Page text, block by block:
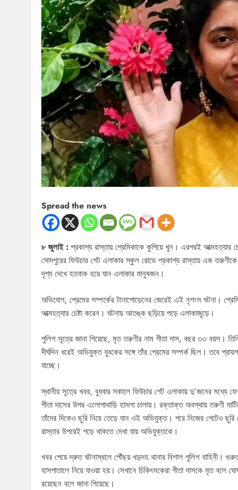
Spread the news
৮ জুলাই : প্রকাশ্য রাস্তায় প্রেমিকাকে কুপিয়ে খুন। এরপরই আত্মহত্যার
সোদপুরের ফিউচার গেট এলাকার স্কুল রোডে প্রকাশ্য রাস্তায় এক তরুণীকে
দৃশ্য দেখে হতবাক হয়ে যান এলাকার মানুষজন।
অভিযোগ, প্রেমের সম্পর্কের টানাপোড়েনের জেরেই এই নৃশংস ঘটনা।
আত্মহত্যার চেষ্টা করেন। ঘটনায় আতঙ্ক ছড়িয়ে পড়ে এলাকাজুড়ে।
পুলিশ সূত্রে জানা গিয়েছে, মৃত তরুণীর নাম গীতা দাস, বছর ৩৩ বয়স। তিনি
দীর্ঘদিন ধরেই অভিযুক্ত যুবকের সঙ্গে তাঁর প্রেমের সম্পর্ক ছিল। তবে
যাচ্ছে।
স্থানীয় সূত্রে খবর, বুধবার সকালে ফিউচার গেট এলাকায় দু’জনের
গীতা দাসের উপর এলোপাথাড়ি হামলা চালায়। রক্তাক্ত অবস্থায় তরুণী
তাঁদের দিকেও ছুরি নিয়ে তেড়ে যান ওই অভিযুক্ত। পরে নিজের পেটেও
রাস্তার উপরেই পড়ে থাকতে দেখা যায় অভিযুক্তকে।
খবর পেয়ে দ্রুত ঘটনাস্থলে পৌঁছয় খড়দহ থানার বিশাল পুলিশ
হাসপাতালে নিয়ে যাওয়া হয়। সেখানে চিকিৎসকেরা গীতা দাসকে মৃত
রয়েছেন বলে জানা গিয়েছে।